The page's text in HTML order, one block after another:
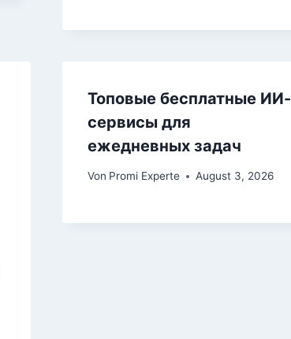
Топовые бесплатные ИИ-
сервисы для
ежедневных задач
Von Promi Experte August 3, 2026